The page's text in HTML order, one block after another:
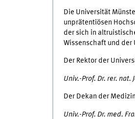
Die Universität
unprätentiösen
der sich in
Wissenschaft und
Der Rektor der
Univ.-Prof. Dr. rer. nat.
Der Dekan der
Univ.-Prof. Dr. med.